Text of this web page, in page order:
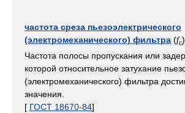
частота среза пьезоэлектрического
(электромеханического) фильтра (fc)
Частота полосы пропускания или
которой относительное затухание
(электромеханического) фильтра
значения.
[ ГОСТ 18670-84]